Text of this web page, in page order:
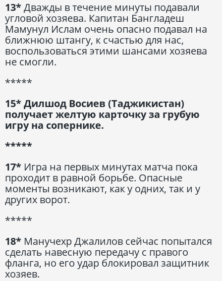
13*Дважды в течение минуты подавали
угловой хозяева. Капитан Бангладеш
Мамунул Ислам очень опасно подавал на
ближнюю штангу, к счастью для нас,
воспользоваться этими шансами хозяева
не смогли.
*****
15* Дилшод Восиев (Таджикистан)
получает желтую карточку за грубую
игру на сопернике.
*****
17* Игра на первых минутах матча пока
проходит в равной борьбе. Опасные
моменты возникают, как у одних, так и у
других ворот.
*****
18* Манучехр Джалилов сейчас попытался
сделать навесную передачу с правого
фланга, но его удар блокировал защитник
хозяев.